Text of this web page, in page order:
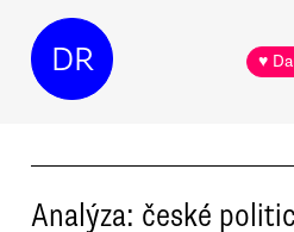
DR ♥
Analýza: české